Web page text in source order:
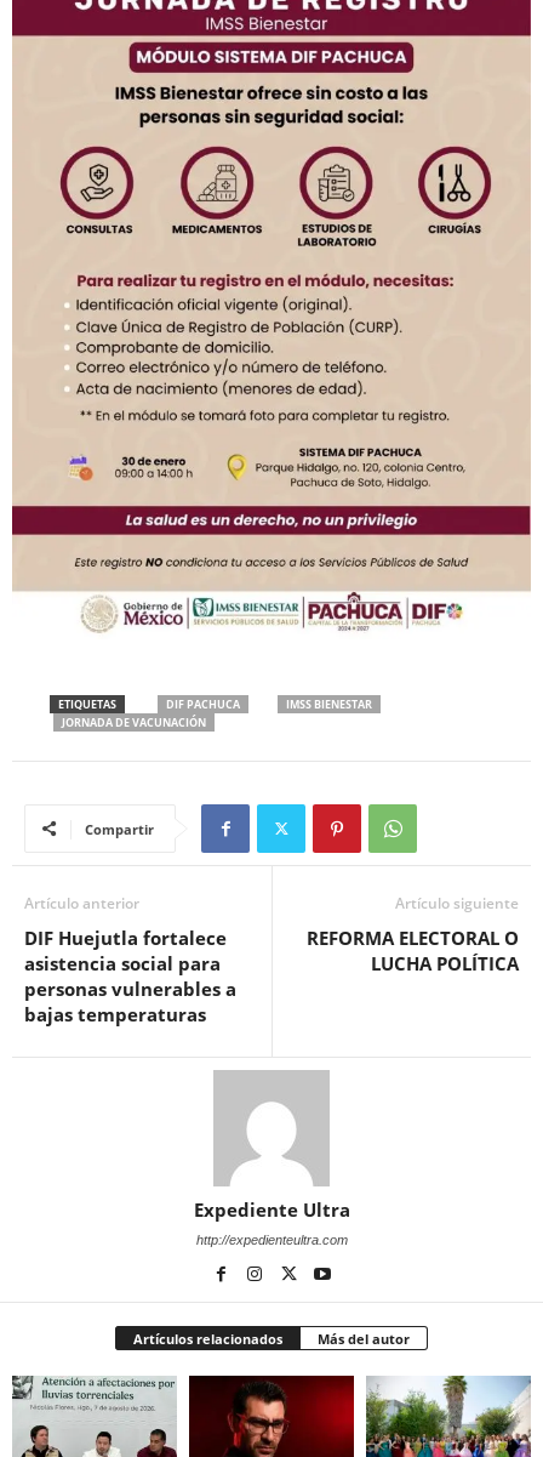
ETIQUETAS DIF PACHUCA
IMSS BIENESTAR
JORNADA DE VACUNACIÓN
Compartir
Artículo anterior
DIF Huejutla fortalece
asistencia social para
personas vulnerables a
bajas temperaturas
Artículo siguiente
REFORMA ELECTORAL O
LUCHA POLÍTICA
Expediente Ultra
http://expedienteultra.com
Artículos relacionados Más del autor